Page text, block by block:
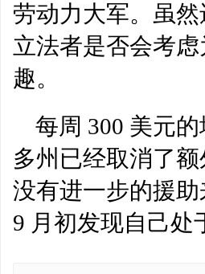
劳动力大军。虽
立法者是否会考
趣。
每周 300 美元
多州已经取消了
没有进一步的援
9 月初发现自己处